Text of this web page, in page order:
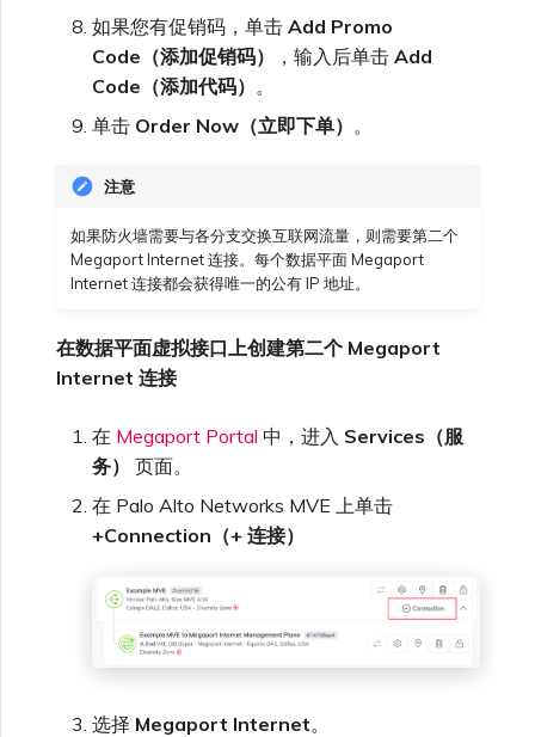
如果您有促销码，单击 Add Promo
Code（添加促销码）
，输入后单击 Add
Code（添加代码） 。
单击 Order Now（立即下单） 。
注意
如果防火墙需要与各分支交换互联网流量，则需要第二个
Megaport Internet 连接。每个数据平面 Megaport
Internet 连接都会获得唯一的公有 IP 地址。
在数据平面虚拟接口上创建第二个 Megaport
Internet 连接
在 Megaport Portal 中，进入 Services（服
务）
页面。
在 Palo Alto Networks MVE 上单击
+Connection（+ 连接）
选择 Megaport Internet。